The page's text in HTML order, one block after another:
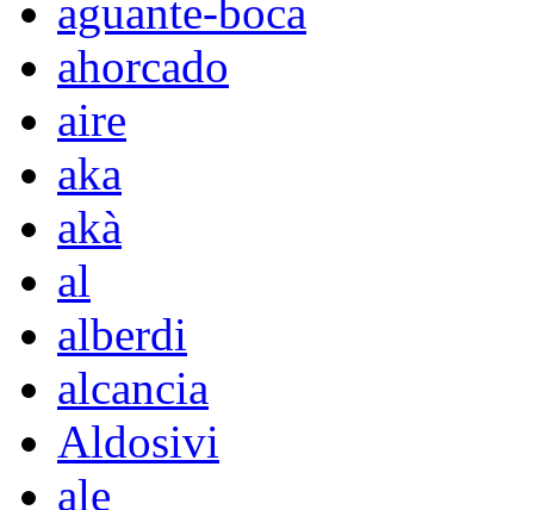
aguante-boca
ahorcado
aire
aka
akà
al
alberdi
alcancia
Aldosivi
ale